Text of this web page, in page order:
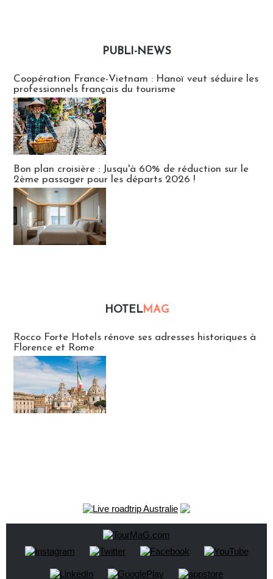
PUBLI-NEWS
Coopération France-Vietnam : Hanoï veut séduire les
professionnels français du tourisme
Bon plan croisière : Jusqu'à 60% de réduction sur le
2ème passager pour les départs 2026 !
HOTELMAG
Rocco Forte Hotels rénove ses adresses historiques à
Florence et Rome